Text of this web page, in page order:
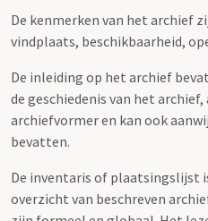
De kenmerken van het archief
vindplaats, beschikbaarheid,
De inleiding op het archief
de geschiedenis van het
archiefvormer en kan ook
bevatten.
De inventaris of plaatsingslijst
overzicht van beschreven